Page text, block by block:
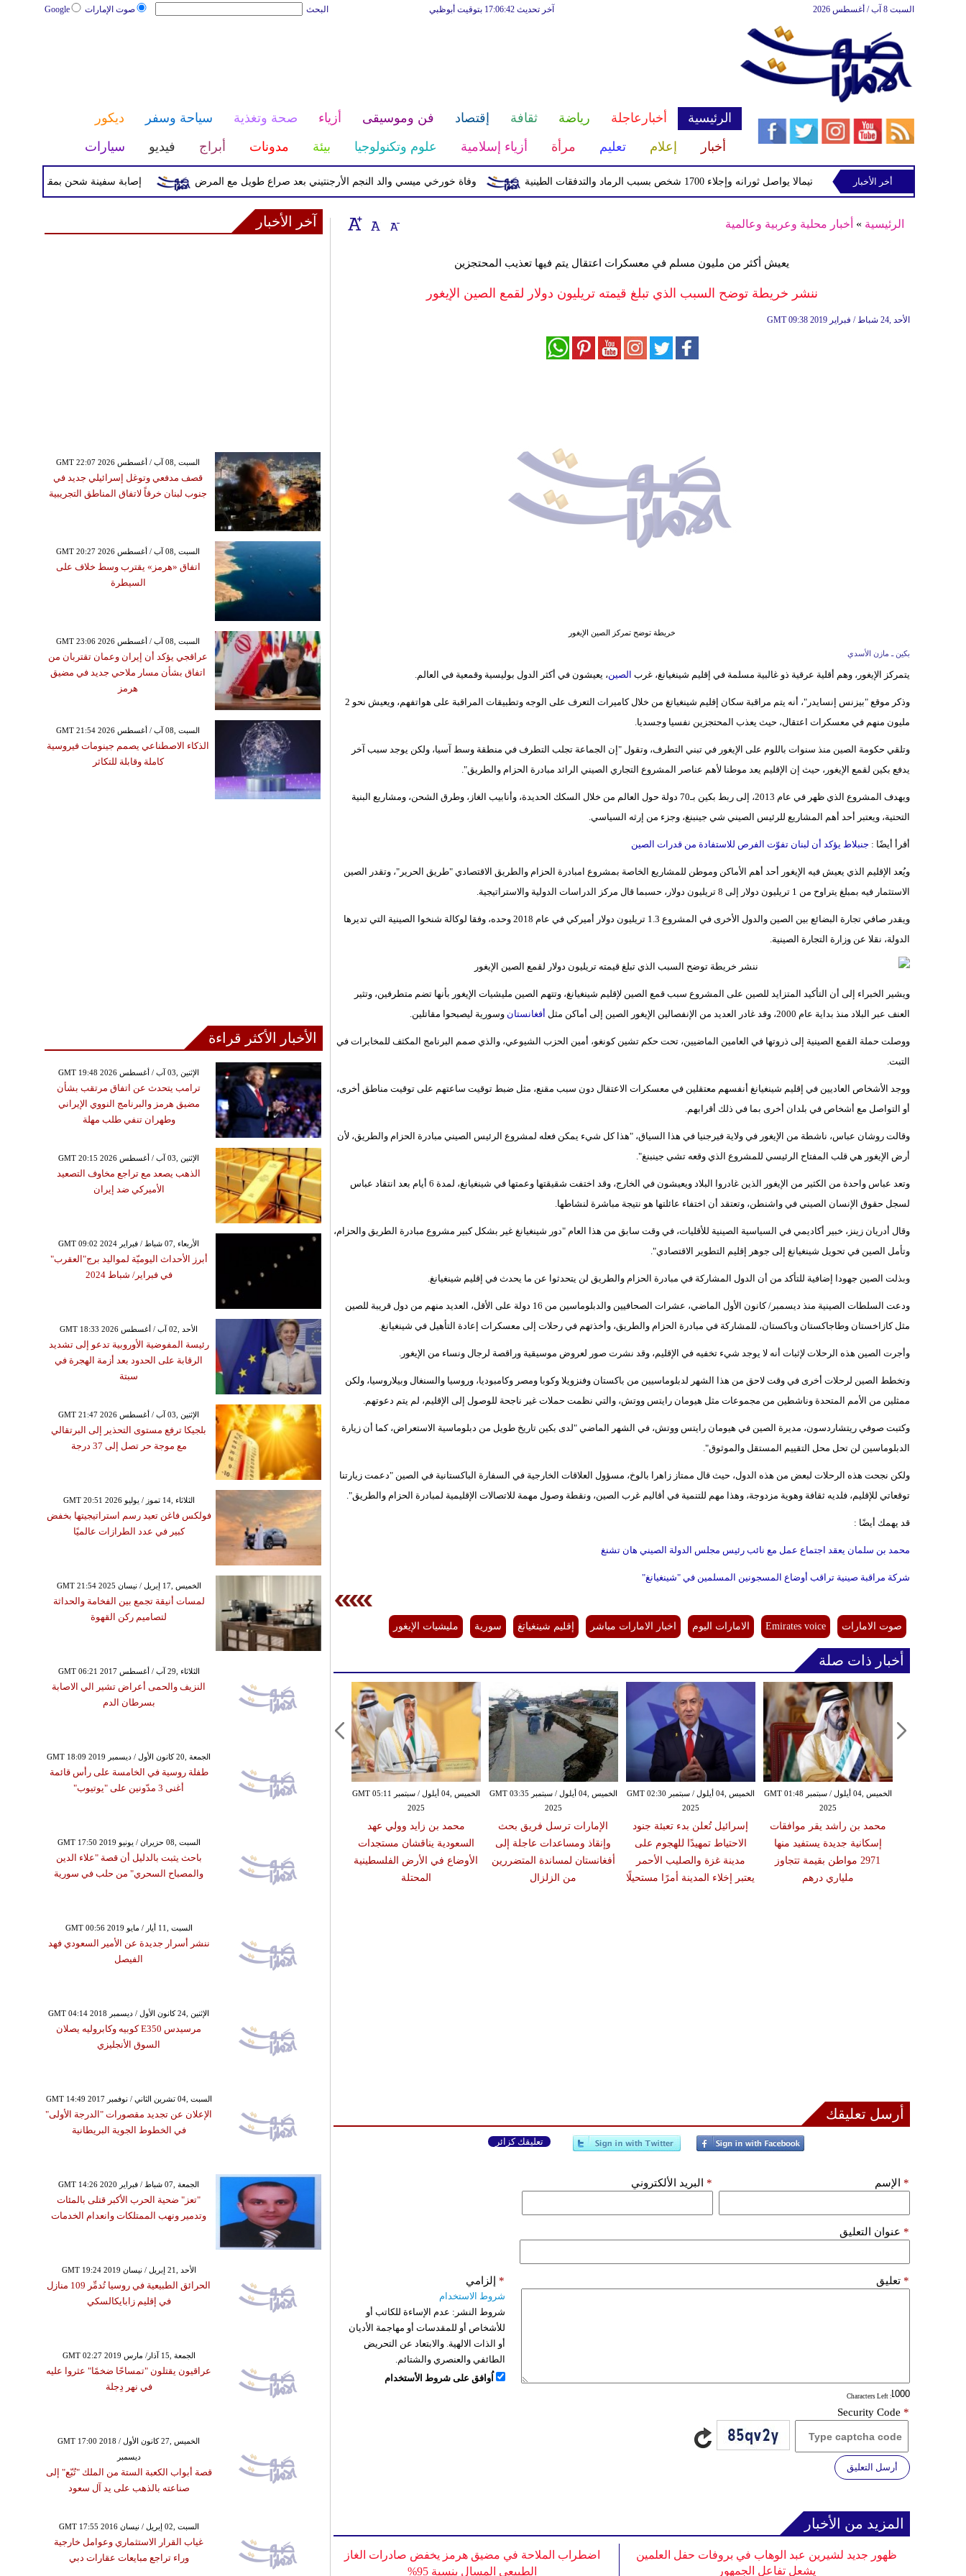
صوت الإمارات Google البحث آخر تحديث 17:06:42 بتوقيت أبوظبي السبت 8 آب / أغسطس 2026
الرئيسية أخبارعاجلة رياضة ثقافة إقتصاد فن وموسيقى أزياء صحة وتغذية سياحة وسفر
ديكور
أخبار
إعلام تعليم مرأة أزياء إسلامية علوم وتكنولوجيا بيئة مدونات أبراج فيديو سيارات
إصابة سفينة شحن بمقذوف مجهول قرب وفاة خورخي ميسي والد النجم الأرجنتيني بعد صراع طويل مع المرض بركان فويجو في جواتيمالا يواصل ثورانه وإجلاء 1700 شخص بسبب الرماد والتدفقات الطينية
أخر الأخبار
الرئيسية » أخبار محلية وعربية وعالمية
يعيش أكثر من مليون مسلم في معسكرات اعتقال يتم فيها تعذيب المحتجزين
ننشر خريطة توضح السبب الذي تبلغ قيمته تريليون دولار لقمع الصين الإيغور
GMT 09:38 2019 الأحد ,24 شباط / فبراير
خريطة توضح تمركز الصين الإيغور
بكين ـ مازن الأسدي
يتمركز الإيغور، وهم أقلية عرقية ذو غالبية مسلمة في إقليم شينغيانغ، غرب الصين، يعيشون في أكثر الدول بوليسية وقمعية في العالم.
وذكر موقع "بيزنس إنسايدر"، أنه يتم مراقبة سكان إقليم شينغياتغ من خلال كاميرات التعرف على الوجه وتطبيقات المراقبة على هواتفهم، ويعيش نحو 2
مليون منهم في معسكرات اعتقال، حيث يعذب المحتجزين نفسيا وجسديا.
وتلقي حكومة الصين منذ سنوات باللوم على الإيغور في تبني التطرف، وتقول "إن الجماعة تجلب التطرف في منطقة وسط آسيا، ولكن يوجد سبب آخر
يدفع بكين لقمع الإيغور، حيث إن الإقليم يعد موطنا لأهم عناصر المشروع التجاري الصيني الرائد مبادرة الحزام والطريق".
ويهدف المشروع الذي ظهر في عام 2013، إلى ربط بكين بـ70 دولة حول العالم من خلال السكك الحديدة، وأنابيب الغاز، وطرق الشحن، ومشاريع البنية
التحتية، ويعتبر أحد أهم المشاريع للرئيس الصيني شي جينبنغ، وجزء من إرثه السياسي.
أقرأ أيضًا : جنبلاط يؤكد أن لبنان تفوّت الفرص للاستفادة من قدرات الصين
ويُعد الإقليم الذي يعيش فيه الإيغور أحد أهم الأماكن وموطن للمشاريع الخاصة بمشروع امبادرة الحزام والطريق الاقتصادي "طريق الحرير"، وتقدر الصين
الاستثمار فيه بمبلغ يتراوح من 1 تريليون دولار إلى 8 تريليون دولار، حسبما قال مركز الدراسات الدولية والاستراتيجية.
ويقدر صافي تجارة البضائع بين الصين والدول الأخرى في المشروع 1.3 تريليون دولار أميركي في عام 2018 وحده، وفقا لوكالة شنخوا الصينية التي تديرها
الدولة، نقلا عن وزارة التجارة الصينية.
ويشير الخبراء إلى أن التأكيد المتزايد للصين على المشروع سبب قمع الصين لإقليم شينغيانغ، وتتهم الصين مليشيات الإيغور بأنها تضم متطرفين، وتثير
العنف عبر البلاد منذ بداية عام 2000، وقد غادر العديد من الإنفصالين الإيغور الصين إلى أماكن مثل
أفغانستان وسورية ليصبحوا مقاتلين.
ووصلت حملة القمع الصينية إلى ذروتها في العامين الماضيين، تحت حكم تشين كونغو، أمين الحزب الشيوعي، والذي صمم البرنامج المكثف للمخابرات في
التبت.
ووجد الأشخاص العاديين في إقليم شينغيانغ أنفسهم معتقلين في معسكرات الاعتقال دون سبب مقنع، مثل ضبط توقيت ساعتهم على توقيت مناطق أخرى،
أو التواصل مع أشخاص في بلدان أخرى بما في ذلك أقرابهم.
وقالت روشان عباس، ناشطة من الإيغور في ولاية فيرجنيا في هذا السياق، "هذا كل شيء يمكن فعله لمشروع الرئيس الصيني مبادرة الحزام والطريق، لأن
أرض الإيغور هي قلب المفتاح الرئيسي للمشروع الذي وقعه تشي جينبنغ".
وتعد عباس واحدة من الكثير من الإيغور الذين غادروا البلاد ويعيشون في الخارج، وقد اختفت شقيقتها وعمتها في شينغيانغ، لمدة 6 أيام بعد انتقاد عباس
لسجل حقوق الإنسان الصيني في واشنطن، وتعتقد أن اختفاء عائلتها هو نتيجة مباشرة لنشاطها.
وقال أدريان زينز، خبير أكاديمي في السياسية الصينية للأقليات، في وقت سابق من هذا العام "دور شينغيانغ غير بشكل كبير مشروع مبادرة الطريق والحزام،
وتأمل الصين في تحويل شينغيانغ إلى جوهر إقليم التطوير الاقتصادي".
وبذلت الصين جهودا إضافية للتأكد من أن الدول المشاركة في مبادرة الحزام والطريق لن يتحدثوا عن ما يحدث في إقليم شينغيانغ.
ودعت السلطات الصينية منذ ديسمبر/ كانون الأول الماضي، عشرات الصحافيين والدبلوماسين من 16 دولة على الأقل، العديد منهم من دول قريبة للصين
مثل كازاخستان وطاجاكستان وباكستان، للمشاركة في مبادرة الحزام والطريق، وأخذتهم في رحلات إلى معسكرات إعادة التأهيل في شينغيانغ.
وأجرت الصين هذه الرحلات لإثبات أنه لا يوجد شيء تخفيه في الإقليم، وقد نشرت صور لعروض موسيقية وراقصة لرجال ونساء من الإيغور.
وتخطط الصين لرحلات أخرى في وقت لاحق من هذا الشهر لدبلوماسيين من باكستان وفنزويلا وكوبا ومصر وكامبوديا، وروسيا والسنغال وبيلاروسيا، ولكن
ممثلين من الأمم المتحدة وناشطين من مجموعات مثل هيومان رايتس ووتش، والتي نظمت حملات غير ناجحة للوصول إلى الإقليم، لم يتم دعوتهم.
وكتبت صوفي ريتشاردسون، مديرة الصين في هيومان رايتس ووتش، في الشهر الماضي "لدى بكين تاريخ طويل من دبلوماسية الاستعراض، كما أن زيارة
الدبلوماسين لن تحل محل التقييم المستقل والموثوق".
ولكن نجحت هذه الرحلات لبعض من هذه الدول، حيث قال ممتاز زاهرا بالوخ، مسؤول العلاقات الخارجية في السفارة الباكستانية في الصين "دعمت زيارتنا
توقعاتي للإقليم، فلديه ثقافة وهوية مزدوجة، وهذا مهم للتنمية في أقاليم غرب الصين، ونقطة وصول مهمة للاتصالات الإقليمية لمبادرة الحزام والطريق".
قد يهمك أيضًا :
محمد بن سلمان يعقد اجتماع عمل مع نائب رئيس مجلس الدولة الصيني هان تشنغ
شركة مراقبة صينية تراقب أوضاع المسجونين المسلمين في "شينغيانغ"
صوت الامارات Emirates voice الامارات اليوم اخبار الامارات مباشر إقليم شينغياتغ سورية مليشيات الإيغور
أخبار ذات صلة
الخميس ,04 أيلول / سبتمبر GMT 05:11
2025
محمد بن زايد وولي عهد
السعودية يناقشان مستجدات
الأوضاع في الأرض الفلسطينية
المحتلة
الخميس ,04 أيلول / سبتمبر GMT 03:35
2025
الإمارات ترسل فريق بحث
وإنقاذ ومساعدات عاجلة إلى
أفغانستان لمساندة المتضررين
من الزلزال
الخميس ,04 أيلول / سبتمبر GMT 02:30
2025
إسرائيل تُعلن بدء تعبئة جنود
الاحتياط تمهيدًا للهجوم على
مدينة غزة والصليب الأحمر
يعتبر إخلاء المدينة أمرًا مستحيلًا
الخميس ,04 أيلول / سبتمبر GMT 01:48
2025
محمد بن راشد يقر موافقات
إسكانية جديدة يستفيد منها
2971 مواطن بقيمة تتجاوز
ملياري درهم
أرسل تعليقك
تعليقك كزائر
الإسم * البريد الألكتروني *
عنوان التعليق *
تعليق *
: Characters Left
إلزامي *
شروط الاستخدام
شروط النشر: عدم الإساءة للكاتب أو
للأشخاص أو للمقدسات أو مهاجمة الأديان
أو الذات الالهية. والابتعاد عن التحريض
الطائفي والعنصري والشتائم.
اُوافق على شروط الأستخدام
Security Code *
أرسل التعليق
المزيد من الأخبار
اضطراب الملاحة في مضيق هرمز يخفض صادرات الغاز
الطبيعي المسال بنسبة 95%
ظهور جديد لشيرين عبد الوهاب في بروفات حفل العلمين
يشعل تفاعل الجمهور
آخر الأخبار
GMT 22:07 2026 السبت ,08 آب / أغسطس
قصف مدفعي وتوغل إسرائيلي جديد في
جنوب لبنان خرقاً لاتفاق المناطق التجريبية
GMT 20:27 2026 السبت ,08 آب / أغسطس
اتفاق «هرمز» يقترب وسط خلاف على
السيطرة
GMT 23:06 2026 السبت ,08 آب / أغسطس
عراقجي يؤكد أن إيران وعمان تقتربان من
اتفاق بشأن مسار ملاحي جديد في مضيق
هرمز
GMT 21:54 2026 السبت ,08 آب / أغسطس
الذكاء الاصطناعي يصمم جينومات فيروسية
كاملة وقابلة للتكاثر
الأخبار الأكثر قراءة
GMT 19:48 2026 الإثنين ,03 آب / أغسطس
ترامب يتحدث عن اتفاق مرتقب بشأن
مضيق هرمز والبرنامج النووي الإيراني
وطهران تنفي طلب مهلة
GMT 20:15 2026 الإثنين ,03 آب / أغسطس
الذهب يصعد مع تراجع مخاوف التصعيد
الأميركي ضد إيران
GMT 09:02 2024 الأربعاء ,07 شباط / فبراير
أبرز الأحداث اليوميّة لمواليد برج"العقرب"
في فبراير/ شباط 2024
GMT 18:33 2026 الأحد ,02 آب / أغسطس
رئيسة المفوضية الأوروبية تدعو إلى تشديد
الرقابة على الحدود بعد أزمة الهجرة في
سبتة
GMT 21:47 2026 الإثنين ,03 آب / أغسطس
بلجيكا ترفع مستوى التحذير إلى البرتقالي
مع موجة حر تصل إلى 37 درجة
GMT 20:51 2026 الثلاثاء ,14 تموز / يوليو
فولكس فاغن تعيد رسم استراتيجيتها بخفض
كبير في عدد الطرازات عالميًا
GMT 21:54 2025 الخميس ,17 إبريل / نيسان
لمسات أنيقة تجمع بين الفخامة والحداثة
لتصاميم ركن القهوة
GMT 06:21 2017 الثلاثاء ,29 آب / أغسطس
النزيف والحمى أعراض تشير الي الاصابة
بسرطان الدم
GMT 18:09 2019 الجمعة ,20 كانون الأول / ديسمبر
طفلة روسية في الخامسة على رأس قائمة
أغنى 3 مدّونين على "يوتيوب"
GMT 17:50 2019 السبت ,08 حزيران / يونيو
باحث يثبت بالدليل أن قصة "علاء الدين
والمصباح السحري" من حلب في سورية
GMT 00:56 2019 السبت ,11 أيار / مايو
ننشر أسرار جديدة عن الأمير السعودي فهد
الفيصل
GMT 04:14 2018 الإثنين ,24 كانون الأول / ديسمبر
مرسيدس E350 كوبيه وكابروليه يصلان
السوق الأنجليزي
GMT 14:49 2017 السبت ,04 تشرين الثاني / نوفمبر
الإعلان عن تجديد مقصورات "الدرجة الأولى"
في الخطوط الجوية البريطانية
GMT 14:26 2020 الجمعة ,07 شباط / فبراير
"تعز" ضحية الحرب الأكبر قتلى بالمئات
وتدمير ونهب الممتلكات وانعدام الخدمات
GMT 19:24 2019 الأحد ,21 إبريل / نيسان
الحرائق الطبيعية في روسيا تُدمِّر 109 منازل
في إقليم زابايكالسكي
GMT 02:27 2019 الجمعة ,15 آذار/ مارس
عراقيون يقتلون "تمساحًا ضخمًا" عثروا عليه
في نهر دِجلة
GMT 17:00 2018 الخميس ,27 كانون الأول /
ديسمبر
قصة أبواب الكعبة الستة من الملك "تُبّع" إلى
صناعته بالذهب على يد آل سعود
GMT 17:55 2016 السبت ,02 إبريل / نيسان
غياب القرار الاستثماري وعوامل خارجية
وراء تراجع مبايعات عقارات دبي